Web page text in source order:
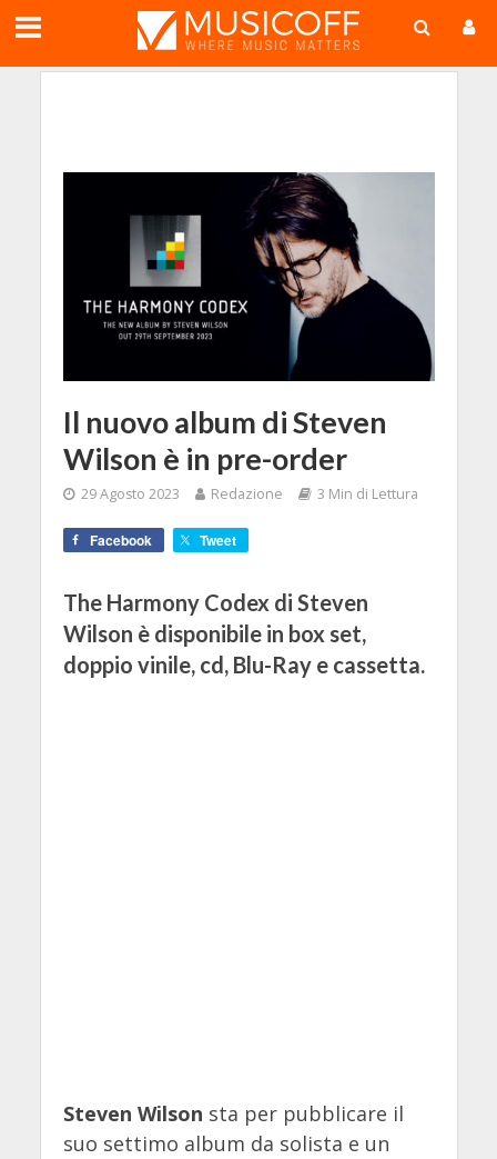
Il nuovo album di Steven
Wilson è in pre-order
29 Agosto 2023 Redazione 3 Min di Lettura
Facebook Tweet
The Harmony Codex di Steven
Wilson è disponibile in box set,
doppio vinile, cd, Blu-Ray e cassetta.
Steven Wilson sta per pubblicare il
suo settimo album da solista e un